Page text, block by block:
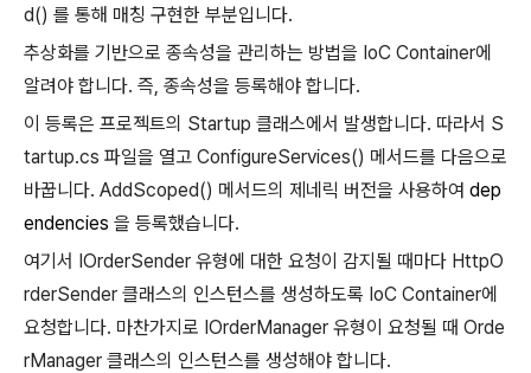
d() 를 통해 매칭 구현한 부분입니다.
추상화를 기반으로 종속성을 관리하는 방법을 IoC Container에
알려야 합니다. 즉, 종속성을 등록해야 합니다.
이 등록은 프로젝트의 Startup 클래스에서 발생합니다. 따라서 S
tartup.cs 파일을 열고 ConfigureServices() 메서드를 다음으로
바꿉니다. AddScoped() 메서드의 제네릭 버전을 사용하여 dep
endencies 을 등록했습니다.
여기서 IOrderSender 유형에 대한 요청이 감지될 때마다 HttpO
rderSender 클래스의 인스턴스를 생성하도록 IoC Container에
요청합니다. 마찬가지로 IOrderManager 유형이 요청될 때 Orde
rManager 클래스의 인스턴스를 생성해야 합니다.